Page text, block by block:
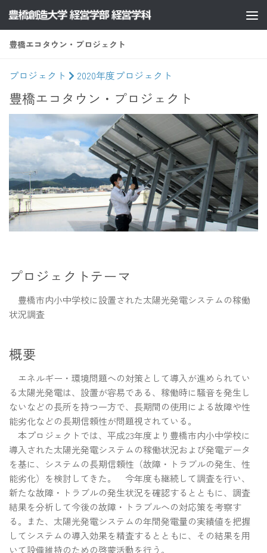
コンテンツへスキップ
豊橋エコタウン・プロジェクト
プロジェクト 2020年度プロジェクト
豊橋エコタウン・プロジェクト
プロジェクトテーマ
豊橋市内小中学校に設置された太陽光発電システムの稼働
状況調査
概要
エネルギー・環境問題への対策として導入が進められてい
る太陽光発電は、設置が容易である、稼働時に騒音を発生し
ないなどの長所を持つ一方で、長期間の使用による故障や性
能劣化などの長期信頼性が問題視されている。
本プロジェクトでは、平成23年度より豊橋市内小中学校に
導入された太陽光発電システムの稼働状況および発電データ
を基に、システムの長期信頼性（故障・トラブルの発生、性
能劣化）を検討してきた。 今年度も継続して調査を行い、
新たな故障・トラブルの発生状況を確認するとともに、調査
結果を分析して今後の故障・トラブルへの対応策を考察す
る。また、太陽光発電システムの年間発電量の実績値を把握
してシステムの導入効果を精査するとともに、その結果を用
いて設備維持のための啓蒙活動を行う。